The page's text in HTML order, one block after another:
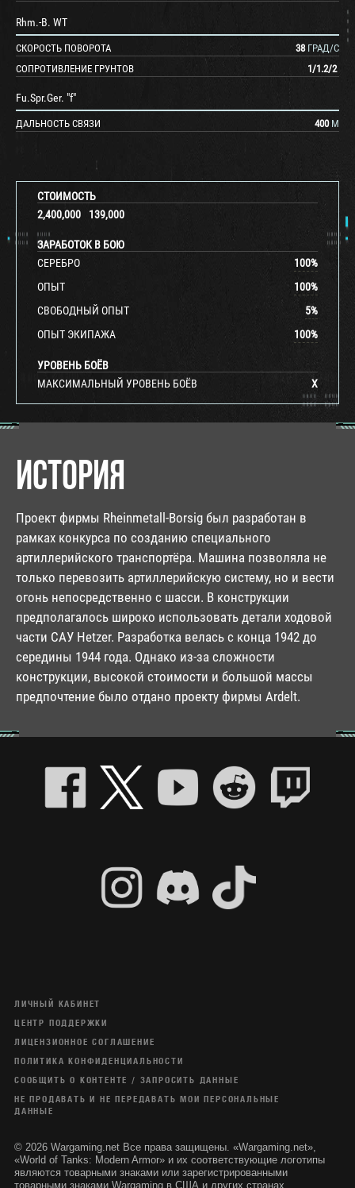
СТОИМОСТЬ
2,400,000
139,000
ЗАРАБОТОК В БОЮ
СЕРЕБРО
100%
ОПЫТ
100%
СВОБОДНЫЙ ОПЫТ
5%
ОПЫТ ЭКИПАЖА
100%
УРОВЕНЬ БОЁВ
МАКСИМАЛЬНЫЙ УРОВЕНЬ БОЁВ
X
Rhm.-B. WT
СКОРОСТЬ ПОВОРОТА 38 ГРАД/С
СОПРОТИВЛЕНИЕ ГРУНТОВ
1/1.2/2
Fu.Spr.Ger. "f"
ДАЛЬНОСТЬ СВЯЗИ 400 М
ИСТОРИЯ
Проект фирмы Rheinmetall-Borsig был разработан в
рамках конкурса по созданию специального
артиллерийского транспортёра. Машина позволяла не
только перевозить артиллерийскую систему, но и вести
огонь непосредственно с шасси. В конструкции
предполагалось широко использовать детали ходовой
части САУ Hetzer. Разработка велась с конца 1942 до
середины 1944 года. Однако из-за сложности
конструкции, высокой стоимости и большой массы
предпочтение было отдано проекту фирмы Ardelt.
ЛИЧНЫЙ КАБИНЕТ
ЦЕНТР ПОДДЕРЖКИ
ЛИЦЕНЗИОННОЕ СОГЛАШЕНИЕ
ПОЛИТИКА КОНФИДЕНЦИАЛЬНОСТИ
СООБЩИТЬ О КОНТЕНТЕ / ЗАПРОСИТЬ ДАННЫЕ
НЕ ПРОДАВАТЬ И НЕ ПЕРЕДАВАТЬ МОИ ПЕРСОНАЛЬНЫЕ
ДАННЫЕ
© 2026 Wargaming.net Все права защищены. «Wargaming.net»,
«World of Tanks: Modern Armor» и их соответствующие логотипы
являются товарными знаками или зарегистрированными
товарными знаками Wargaming в США и других странах.